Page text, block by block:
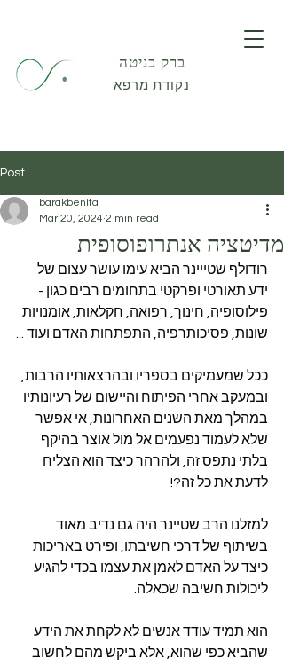
נקודת מרפא
ברק בניטה
Post
מדיטציה אנתרופוסופית
barakbenita
Mar 20, 2024 2 min read
רודולף שטייינר הביא עימו עושר עצום של
ידע תאורטי ופרקטי בתחומים רבים כגון -
פילוסופיה, חינוך, רפואה, חקלאות, אומנויות
שונות, פסיכותרפיה, התפתחות האדם ועוד ...
ככל שמעמיקים בספריו ובהרצאותיו הרבות,
ובמעקב אחרי הפיתוח והיישום של רעיונותיו
במהלך מאת השנים האחרונות, אי אפשר
שלא לעמוד נפעמים אל מול אוצר בהיקף
בלתי נתפס זה, ולהרהר כיצד הוא הצליח
לדעת את כל זה?!
למזלנו הרב שטיינר היה גם נדיב מאוד
בשיתוף של דרכי חשיבתו, ופירט באריכות
כיצד על האדם לאמן את עצמו בכדי להגיע
ליכולות חשיבה שכאלה.
הוא תמיד עודד אנשים לא לקחת את הידע
שהביא כפי שהוא, אלא ביקש מהם לחשוב